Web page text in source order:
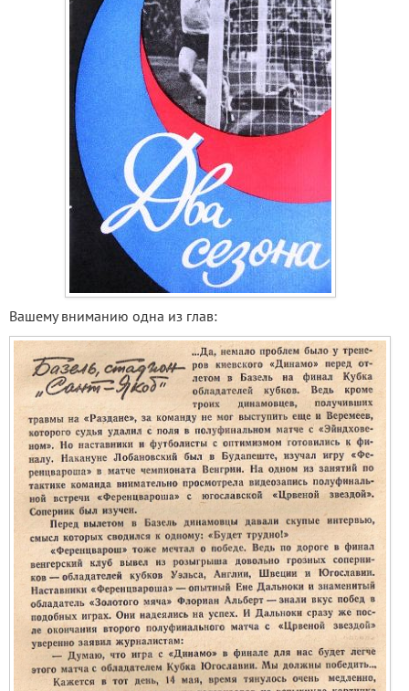
Вашему вниманию одна из глав: